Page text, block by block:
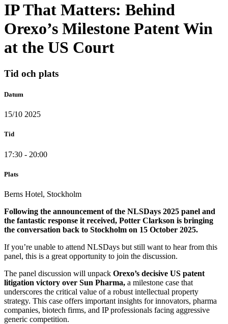
IP That Matters: Behind
Orexo’s Milestone Patent Win
at the US Court
Tid och plats
Datum
15/10 2025
Tid
17:30 - 20:00
Plats
Berns Hotel, Stockholm
Following the announcement of the NLSDays 2025 panel and
the fantastic response it received, Potter Clarkson is bringing
the conversation back to Stockholm on 15 October 2025.
If you’re unable to attend NLSDays but still want to hear from this
panel, this is a great opportunity to join the discussion.
The panel discussion will unpack Orexo’s decisive US patent
litigation victory over Sun Pharma, a milestone case that
underscores the critical value of a robust intellectual property
strategy. This case offers important insights for innovators, pharma
companies, biotech firms, and IP professionals facing aggressive
generic competition.